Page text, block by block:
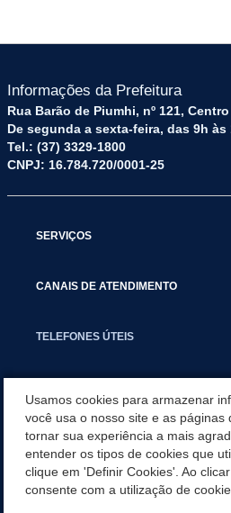
Informações da Prefeitura
Rua Barão de Piumhi, nº 121,
De segunda a sexta-feira, das 9h às
Tel.: (37) 3329-1800
CNPJ: 16.784.720/0001-25
SERVIÇOS
CANAIS DE ATENDIMENTO
TELEFONES ÚTEIS
NOTÍCIAS
APLICATIVO
Usamos cookies para armazenar
você usa o nosso site e as páginas
tornar sua experiência a mais
entender os tipos de cookies que
clique em 'Definir Cookies'. Ao
consente com a utilização de